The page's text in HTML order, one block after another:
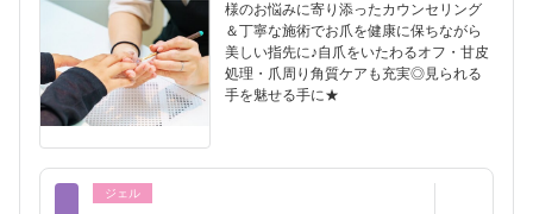
様のお悩みに寄り添ったカウンセリング
＆丁寧な施術でお爪を健康に保ちながら
美しい指先に♪自爪をいたわるオフ・甘皮
処理・爪周り角質ケアも充実◎見られる
手を魅せる手に★
ジェル